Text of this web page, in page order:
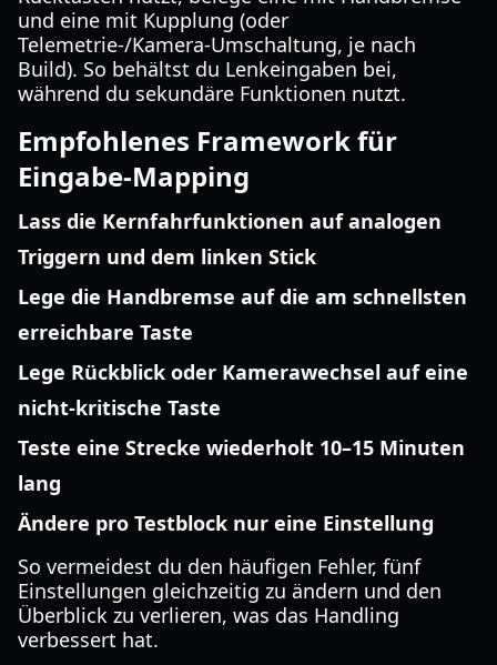
und eine mit Kupplung (oder
Telemetrie-/Kamera-Umschaltung, je nach
Build). So behältst du Lenkeingaben bei,
während du sekundäre Funktionen nutzt.
Empfohlenes Framework für
Eingabe-Mapping
Lass die Kernfahrfunktionen auf analogen
Triggern und dem linken Stick
Lege die Handbremse auf die am schnellsten
erreichbare Taste
Lege Rückblick oder Kamerawechsel auf eine
nicht-kritische Taste
Teste eine Strecke wiederholt 10–15 Minuten
lang
Ändere pro Testblock nur eine Einstellung
So vermeidest du den häufigen Fehler, fünf
Einstellungen gleichzeitig zu ändern und den
Überblick zu verlieren, was das Handling
verbessert hat.